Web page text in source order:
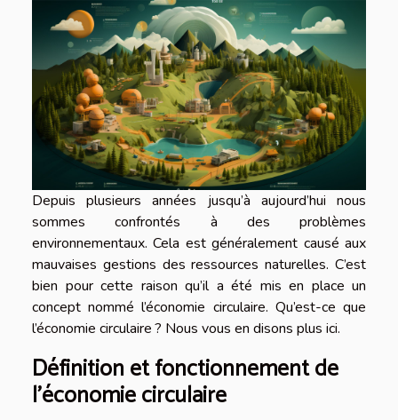
Depuis plusieurs années jusqu’à aujourd’hui nous
sommes confrontés à des problèmes
environnementaux. Cela est généralement causé aux
mauvaises gestions des ressources naturelles. C’est
bien pour cette raison qu’il a été mis en place un
concept nommé l’économie circulaire. Qu’est-ce que
l’économie circulaire ? Nous vous en disons plus ici.
Définition et fonctionnement de
l’économie circulaire